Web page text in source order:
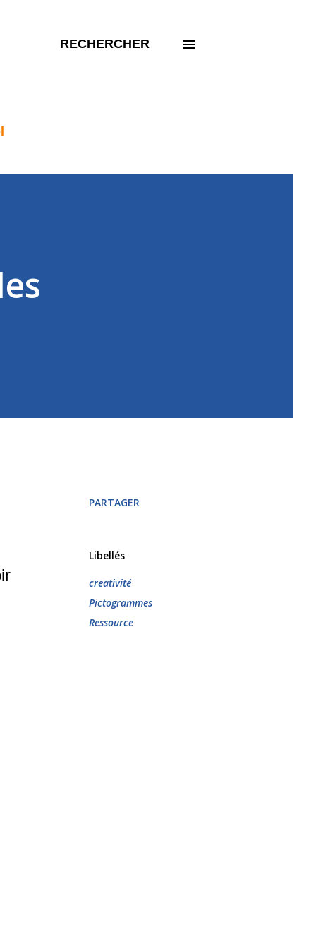
RECHERCHER
PARTAGER
Libellés
creativité
Pictogrammes
Ressource